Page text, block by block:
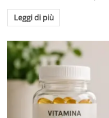
Leggi di più